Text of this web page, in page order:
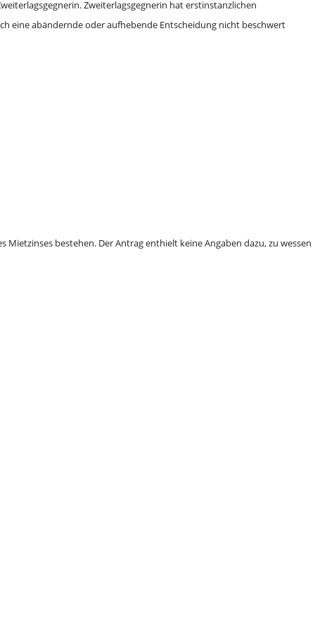
Zweiterlagsgegnerin hat erstinstanzlichen
eine abändernde oder aufhebende Entscheidung nicht beschwert
bestehen. Der Antrag enthielt keine Angaben dazu, zu wessen